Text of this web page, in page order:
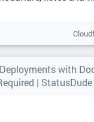
with
| StatusDude